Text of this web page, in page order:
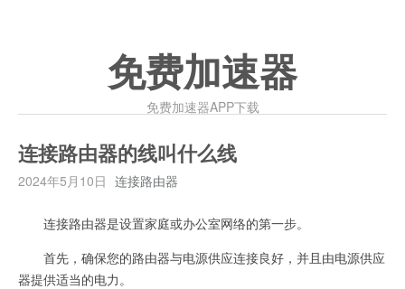
免费加速器
免费加速器APP下载
连接路由器的线叫什么线
2024年5月10日 连接路由器
连接路由器是设置家庭或办公室网络的第一步。
首先，确保您的路由器与电源供应连接良好，并且由电源供应
器提供适当的电力。